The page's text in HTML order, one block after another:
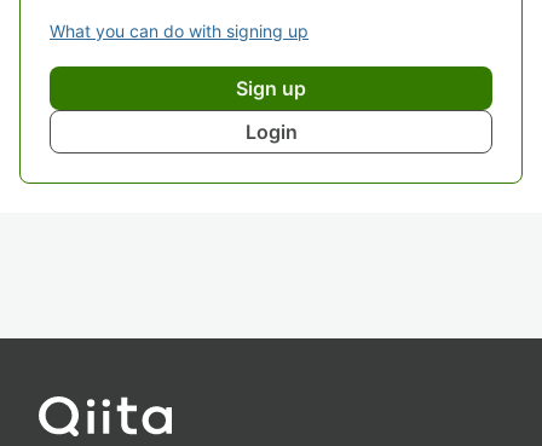
What you can do with signing up
Sign up
Login